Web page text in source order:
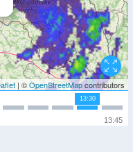
| ©OpenStreetMapcontributors
13:30
13:45